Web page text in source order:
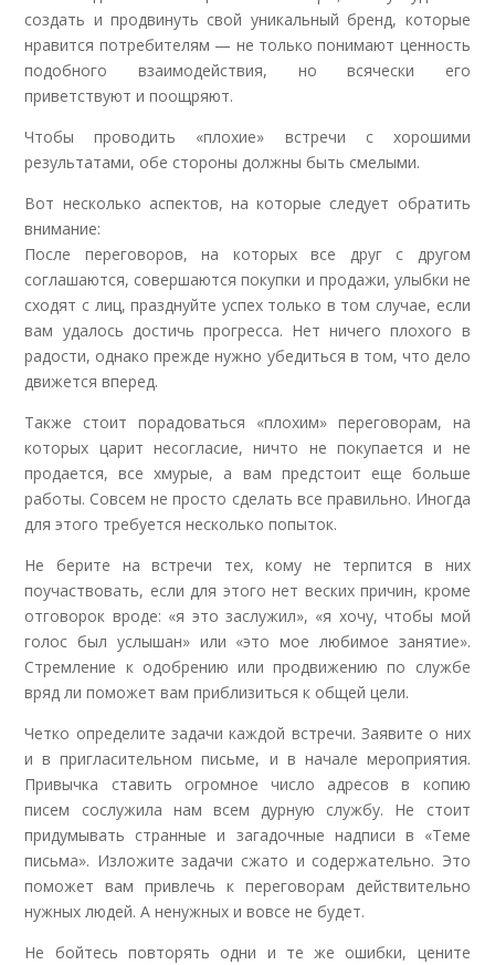
создать и продвинуть свой уникальный бренд, которые
нравится потребителям — не только понимают ценность
подобного взаимодействия, но всячески его
приветствуют и поощряют.
Чтобы проводить «плохие» встречи с хорошими
результатами, обе стороны должны быть смелыми.
Вот несколько аспектов, на которые следует обратить
внимание:
После переговоров, на которых все друг с другом
соглашаются, совершаются покупки и продажи, улыбки не
сходят с лиц, празднуйте успех только в том случае, если
вам удалось достичь прогресса. Нет ничего плохого в
радости, однако прежде нужно убедиться в том, что дело
движется вперед.
Также стоит порадоваться «плохим» переговорам, на
которых царит несогласие, ничто не покупается и не
продается, все хмурые, а вам предстоит еще больше
работы. Совсем не просто сделать все правильно. Иногда
для этого требуется несколько попыток.
Не берите на встречи тех, кому не терпится в них
поучаствовать, если для этого нет веских причин, кроме
отговорок вроде: «я это заслужил», «я хочу, чтобы мой
голос был услышан» или «это мое любимое занятие».
Стремление к одобрению или продвижению по службе
вряд ли поможет вам приблизиться к общей цели.
Четко определите задачи каждой встречи. Заявите о них
и в пригласительном письме, и в начале мероприятия.
Привычка ставить огромное число адресов в копию
писем сослужила нам всем дурную службу. Не стоит
придумывать странные и загадочные надписи в «Теме
письма». Изложите задачи сжато и содержательно. Это
поможет вам привлечь к переговорам действительно
нужных людей. А ненужных и вовсе не будет.
Не бойтесь повторять одни и те же ошибки, цените